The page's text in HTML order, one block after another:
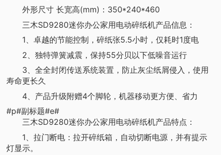
外形尺寸 长宽高(mm)：350*240*460
三木SD9280迷你办公家用电动碎纸机产品信息：
1、卓越的节能控制，碎纸张5.5小时，仅耗时1度电
2、独特弹簧减震，保持55分贝以下低噪音运行
3、全全封闭传送系统装置，防止灰尘纸屑侵入，使用
寿命更长久
4、产品升级附赠4个脚轮，机器移动更方便、省力
#p#副标题#e#
三木SD9280迷你办公家用电动碎纸机产品特点：
1、拉门断电：拉开碎纸箱，自动切断电源，并有提示
灯显示。